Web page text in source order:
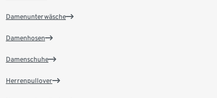
Damenunterwäsche
Damenhosen
Damenschuhe
Herrenpullover